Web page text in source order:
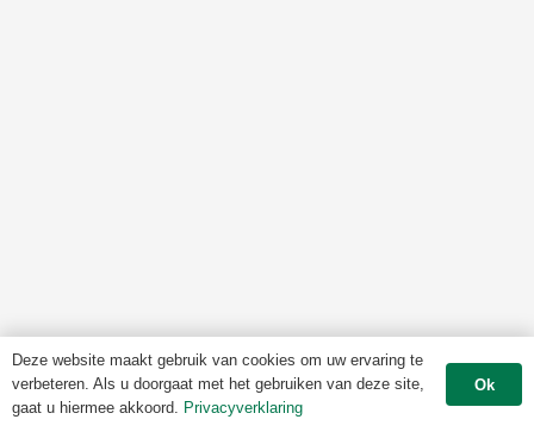
Deze website maakt gebruik van cookies om uw ervaring te
verbeteren. Als u doorgaat met het gebruiken van deze site,
gaat u hiermee akkoord. Privacyverklaring
Ok